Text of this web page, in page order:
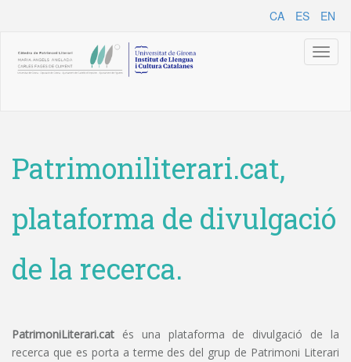
CA ES EN
Patrimoniliterari.cat,
plataforma de divulgació
de la recerca.
PatrimoniLiterari.cat és una plataforma de divulgació de la
recerca que es porta a terme des del grup de Patrimoni Literari